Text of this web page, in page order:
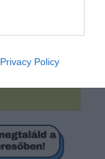
Privacy Policy